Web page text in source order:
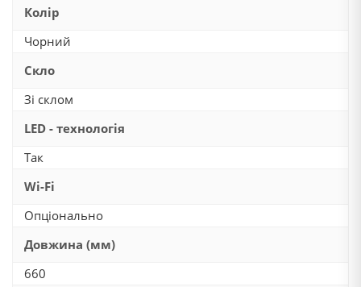
Колір
Чорний
Скло
Зі склом
LED - технологія
Так
Wi-Fi
Опціонально
Довжина (мм)
660